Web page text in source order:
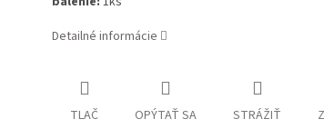
Detailné informácie
TLAČ OPÝTAŤ SA STRÁŽIŤ